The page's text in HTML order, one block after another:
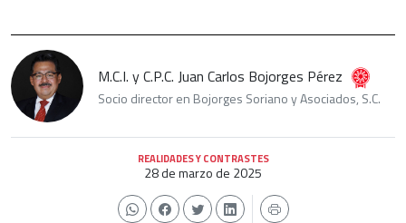
M.C.I. y C.P.C. Juan Carlos Bojorges Pérez
Socio director en Bojorges Soriano y Asociados, S.C.
REALIDADES Y CONTRASTES
28 de marzo de 2025